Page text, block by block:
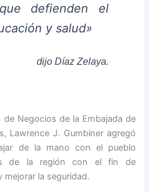
defienden el
y salud»
dijo Díaz Zelaya.
Negocios de la Embajada de
Lawrence J. Gumbiner agregó
de la mano con el pueblo
de la región con el fin de
mejorar la seguridad.